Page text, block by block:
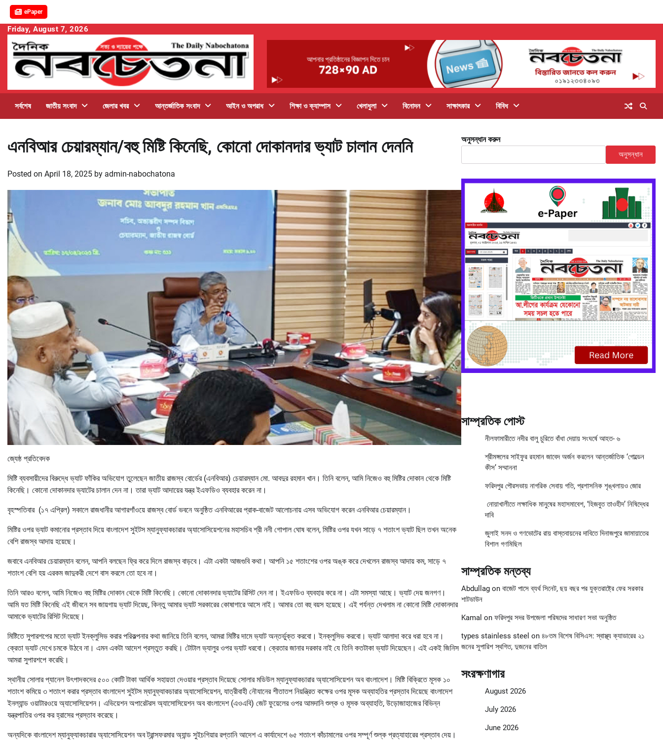
ePaper
Skip
content
Friday, August 7, 2026
সর্বশেষ জাতীয় সংবাদ জেলার খবর আন্তর্জাতিক সংবাদ আইন ও অপরাধ শিক্ষা ও ক্যাম্পাস খেলাধুলা বিনোদন সাক্ষাৎকার বিবিধ
এনবিআর চেয়ারম্যান/বহু মিষ্টি কিনেছি, কোনো দোকানদার ভ্যাট চালান দেননি
Posted on April 18, 2025 by admin-nabochatona
জ্যেষ্ঠ প্রতিবেদক
মিষ্টি ব্যবসায়ীদের বিরুদ্ধে ভ্যাট ফাঁকির অভিযোগ তুলেছেন জাতীয় রাজস্ব বোর্ডের (এনবিআর) চেয়ারম্যান মো. আবদুর রহমান খান। তিনি বলেন, আমি নিজেও বহু মিষ্টির দোকান থেকে মিষ্টি
কিনেছি। কোনো দোকানদার ভ্যাটের চালান দেন না। তারা ভ্যাট আদায়ের যন্ত্র ইএফডিও ব্যবহার করেন না।
বৃহস্পতিবার (১৭ এপ্রিল) সকালে রাজধানীর আগারগাঁওয়ে রাজস্ব বোর্ড ভবনে অনুষ্ঠিত এনবিআরের প্রাক-বাজেট আলোচনায় এসব অভিযোগ করেন এনবিআর চেয়ারম্যান।
মিষ্টির ওপর ভ্যাট কমানোর প্রস্তাব দিয়ে বাংলাদেশ সুইটস ম্যানুফ্যাকচারার অ্যাসোসিয়েশনের মহাসচিব শ্রী ননী গোপাল ঘোষ বলেন, মিষ্টির ওপর যখন সাড়ে ৭ শতাংশ ভ্যাট ছিল তখন অনেক
বেশি রাজস্ব আদায় হয়েছে।
জবাবে এনবিআর চেয়ারম্যান বলেন, আপনি বলছেন ফ্রি করে দিলে রাজস্ব বাড়বে। এটা একটা আজগুবি কথা। আপনি ১৫ শতাংশের ওপর অঙ্ক করে দেখলেন রাজস্ব আদায় কম, সাড়ে ৭
শতাংশ বেশি হয় এরকম জাদুকরী দেশে বাস করলে তো হবে না।
তিনি আরও বলেন, আমি নিজেও বহু মিষ্টির দোকান থেকে মিষ্টি কিনেছি। কোনো দোকানদার ভ্যাটের রিসিট দেন না। ইএফডিও ব্যবহার করে না। এটা সমস্যা আছে। ভ্যাট দেয় জনগণ।
আমি যত মিষ্টি কিনেছি এই জীবনে সব জায়গায় ভ্যাট দিয়েছ, কিন্তু আমার ভ্যাট সরকারের কোষাগারে আসে নাই। আমার তো বহু বয়স হয়েছে। এই পর্যন্ত দেখলাম না কোনো মিষ্টি দোকানদার
আমাকে ভ্যাটের রিসিট দিয়েছে।
মিষ্টিতে সুপারশপের মতো ভ্যাট ইনক্লুসিভ করার পরিকল্পনার কথা জানিয়ে তিনি বলেন, আমরা মিষ্টির দামে ভ্যাট অন্তর্ভুক্ত করবো। ইনক্লুসিভ করবো। ভ্যাট আলাদা করে ধরা হবে না।
ক্রেতা ভ্যাট দেখে চমকে উঠবে না। এমন একটা আদেশ প্রস্তুত করছি। টোটাল ভ্যালুর ওপর ভ্যাট ধরবো। ক্রেতার জানার দরকার নাই যে তিনি কতটাকা ভ্যাট দিয়েছেন। এই একই জিনিস
আমরা সুপারশপে করেছি।
স্থানীয় সোলার প্যানেল উৎপাদকদের ৫০০ কোটি টাকা আর্থিক সহায়তা দেওয়ার প্রস্তাব দিয়েছে সোলার মডিউল ম্যানুফ্যাকচারার অ্যাসোসিয়েশন অব বাংলাদেশ। মিষ্টি বিক্রিতে মূসক ১০
শতাংশ কমিয়ে ৩ শতাংশ করার প্রস্তাব বাংলাদেশ সুইটস ম্যানুফ্যাকচারার অ্যাসোসিয়েশন, যাত্রীবাহী নৌযানের শীতাতপ নিয়ন্ত্রিত কক্ষের ওপর মূসক অব্যাহতির প্রস্তাব দিয়েছে বাংলাদেশ
ইনল্যান্ড ওয়াটারওয়ে অ্যাসোসিয়েশন। এভিয়েশন অপারেটরস অ্যাসোসিয়েশন অব বাংলাদেশ (এওএবি) জেট ফুয়েলের ওপর আমদানি শুল্ক ও মূসক অব্যাহতি, উড়োজাহাজের বিভিন্ন
যন্ত্রপাতির ওপর কর হ্রাসের প্রস্তাব করেছে।
অন্যদিকে বাংলাদেশ ম্যানুফ্যাকচারার অ্যাসোসিয়েশন অব ট্রান্সফরমার অ্যান্ড সুইচগিয়ার রপ্তানি আদেশ এ কার্যাদেশে ৬৫ শতাংশ কাঁচামালের ওপর সম্পূর্ণ শুল্ক প্রত্যাহারের প্রস্তাব দেয়।
অনুসন্ধান করুন
অনুসন্ধান
সাম্প্রতিক পোস্ট
নীলফামারীতে নদীর বালু চুরিতে বাঁধা দেয়ায় সংঘর্ষে আহত- ৬
শ্রীমঙ্গলের সাইফুর রহমান জাবেদ অর্জন করলেন আন্তর্জাতিক ‘গোল্ডেন
কীস’ সম্মাননা
ফরিদপুর পৌরসভায় নাগরিক সেবায় গতি, প্রশাসনিক শৃঙ্খলায়ও জোর
নোয়াখালীতে লক্ষাধিক মানুষের মহাসমাবেশ, ‘হিজবুত তাওহীদ’ নিষিদ্ধের
দাবি
জুলাই সনদ ও গণভোটের রায় বাস্তবায়নের দাবিতে দিনাজপুরে জামায়াতের
বিশাল গণমিছিল
সাম্প্রতিক মন্তব্য
Abdullagon বাজেট পাসে ব্যর্থ সিনেট, ছয় বছর পর যুক্তরাষ্ট্রে ফের সরকার
শাটডাউন
Kamal on ফরিদপুর সদর উপজেলা পরিষদের সাধারণ সভা অনুষ্ঠিত
types stainless steel on ৪৮তম বিশেষ বিসিএস: স্বাস্থ্য ক্যাডারের ২১
জনের সুপারিশ স্থগিত, দুজনের বাতিল
সংরক্ষণাগার
August 2026
July 2026
June 2026